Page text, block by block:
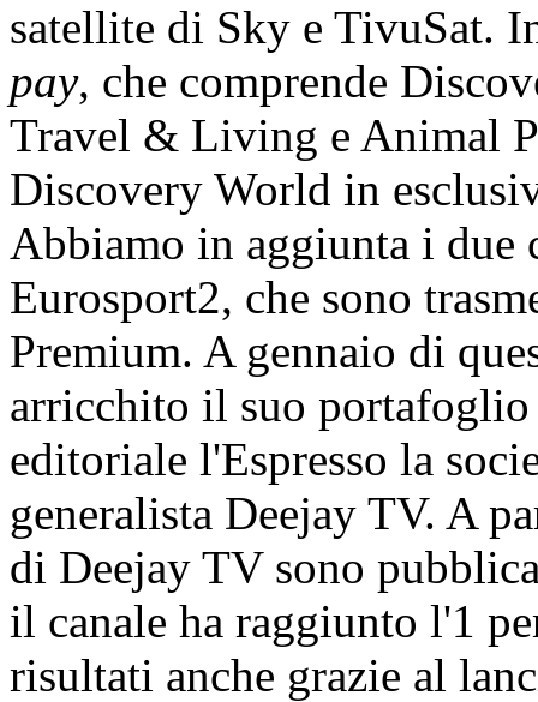
satellite di Sky e TivuSat.
pay, che comprende
Travel & Living e Animal
Discovery World in
Abbiamo in aggiunta i due
Eurosport2, che sono
Premium. A gennaio di
arricchito il suo
editoriale l'Espresso la
generalista Deejay TV. A
di Deejay TV sono
il canale ha raggiunto l'1
risultati anche grazie al